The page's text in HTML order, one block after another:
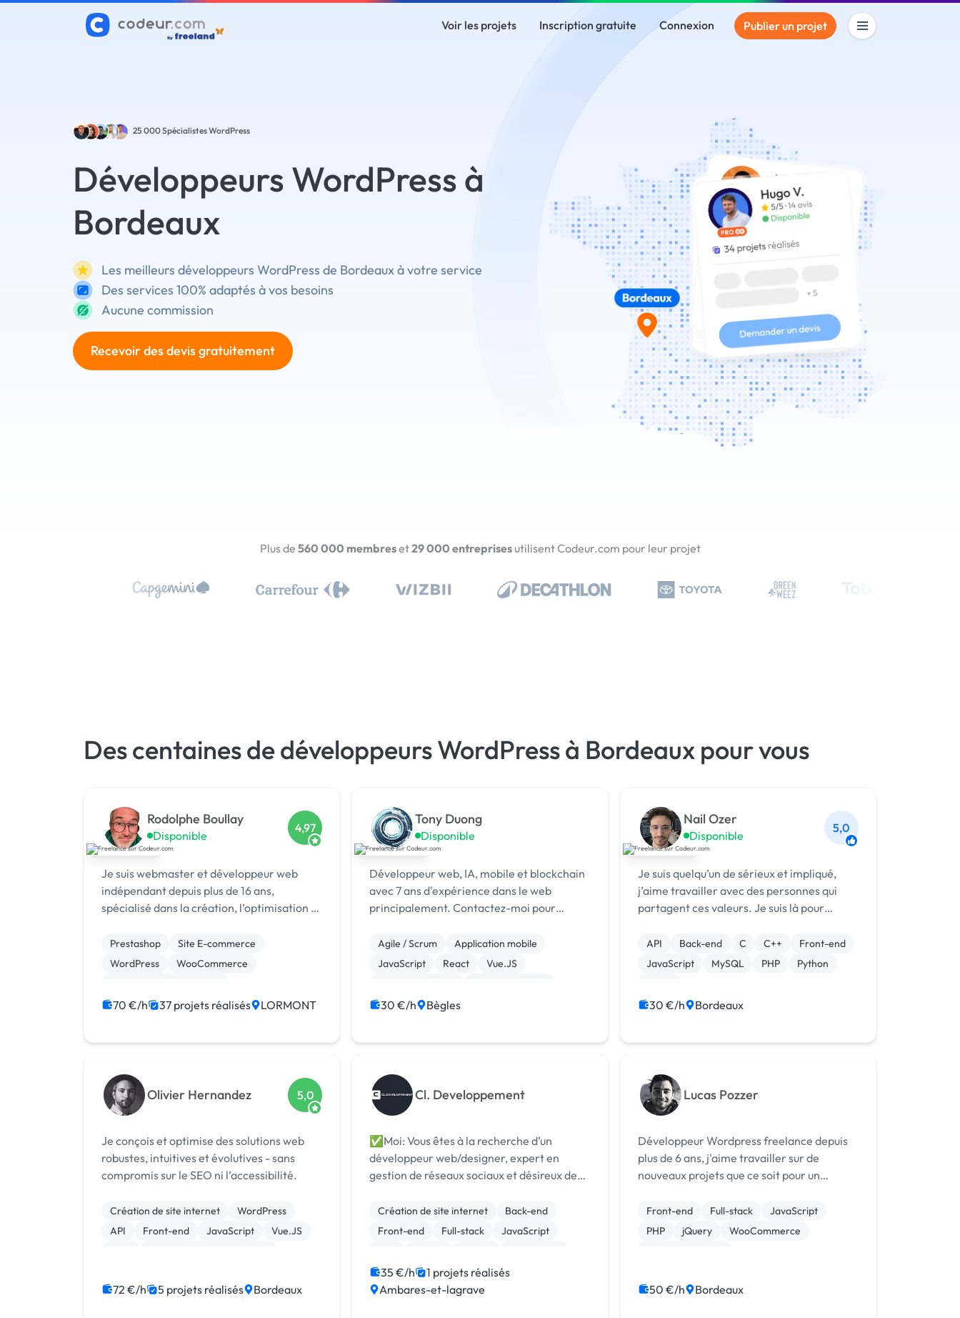
Voir les projets Inscription gratuite Connexion Publier un projet
25 000Spécialistes WordPress
Développeurs WordPress à
Bordeaux
Les meilleurs développeurs WordPress de Bordeaux à votre service
Des services 100% adaptés à vos besoins
Aucune commission
Recevoir des devis gratuitement
Plus de 560 000 membreset29 000 entreprisesutilisent Codeur.com pour leur projet
Des centaines de développeurs WordPress à Bordeaux pour vous
Rodolphe Boullay
Disponible
4,97
Je suis webmaster et développeur web
indépendant depuis plus de 16 ans,
spécialisé dans la création, l’optimisation et
PrestaShop, WordPress et WooCommerce.
Mon
Prestashop
Site E-commerce
WordPress
WooCommerce
Migration ou refonte de site
70 €/h 37 projets réalisés LORMONT
Tony Duong
Disponible
Développeur web, IA, mobile et blockchain
avec 7 ans d'expérience dans le web
principalement. Contactez-moi pour
Agile / Scrum
Application mobile
JavaScript
React
Vue.JS
30 €/h Bègles
Nail Ozer
Disponible
5,0
Je suis quelqu’un de sérieux et impliqué,
j’aime travailler avec des personnes qui
partagent ces valeurs. Je suis là pour
confiance et de respect mutuel !
API Back-end C C++
Front-end
JavaScript
MySQL PHP
Python
30 €/h Bordeaux
Olivier Hernandez 5,0
Je conçois et optimise des solutions web
robustes, intuitives et évolutives - sans
compromis sur le SEO ni l’accessibilité.
Création de site internet
WordPress
API
Front-end JavaScript
Vue.JS
72 €/h 5 projets réalisés Bordeaux
Cl. Developpement
✅Moi: Vous êtes à la recherche d’un
développeur web/designer, expert en
gestion de réseaux sociaux et désireux de
potentiels clients ? Ne cherchez plus ! Avec
mes compétences en HTML, CSS, SCSS,
Création de site internet
Back-end
Front-end
Full-stack
JavaScript
WooCommerce
35 €/h
1 projets réalisés
Ambares-et-lagrave
Lucas Pozzer
Développeur Wordpress freelance depuis
plus de 6 ans, j'aime travailler sur de
nouveaux projets que ce soit pour un
me lancer en tant que freelance j’ai
travaillé dans certaines des agences les
Front-end Full-stack
JavaScript
PHP
jQuery
WooCommerce
Développement spécifique
50 €/h Bordeaux